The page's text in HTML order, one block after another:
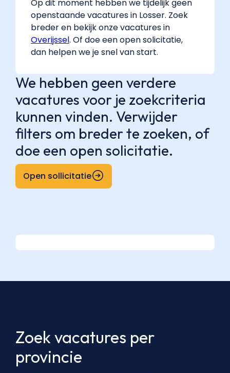
Op dit moment hebben we tijdelijk geen
openstaande vacatures in Losser. Zoek
breder en bekijk onze vacatures in
Overijssel. Of doe een open solicitatie,
dan helpen we je snel van start.
We hebben geen verdere
vacatures voor je zoekcriteria
kunnen vinden. Verwijder
filters om breder te zoeken, of
doe een open solicitatie.
Open sollicitatie
Zoek vacatures per
provincie